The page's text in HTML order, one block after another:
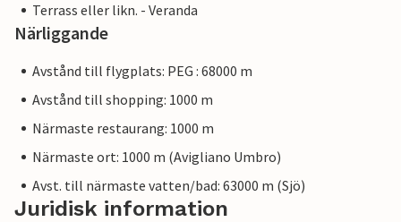
Terrass eller likn. - Veranda
Närliggande
Avstånd till flygplats: PEG : 68000 m
Avstånd till shopping: 1000 m
Närmaste restaurang: 1000 m
Närmaste ort: 1000 m (Avigliano Umbro)
Avst. till närmaste vatten/bad: 63000 m (Sjö)
Juridisk information